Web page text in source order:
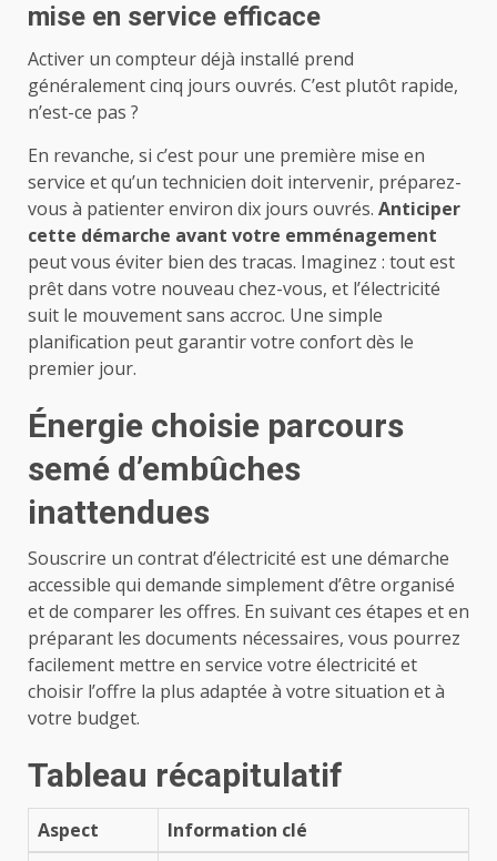
mise en service efficace
Activer un compteur déjà installé prend
généralement cinq jours ouvrés. C’est plutôt rapide,
n’est-ce pas ?
En revanche, si c’est pour une première mise en
service et qu’un technicien doit intervenir, préparez-
vous à patienter environ dix jours ouvrés. Anticiper
cette démarche avant votre emménagement
peut vous éviter bien des tracas. Imaginez : tout est
prêt dans votre nouveau chez-vous, et l’électricité
suit le mouvement sans accroc. Une simple
planification peut garantir votre confort dès le
premier jour.
Énergie choisie parcours
semé d’embûches
inattendues
Souscrire un contrat d’électricité est une démarche
accessible qui demande simplement d’être organisé
et de comparer les offres. En suivant ces étapes et en
préparant les documents nécessaires, vous pourrez
facilement mettre en service votre électricité et
choisir l’offre la plus adaptée à votre situation et à
votre budget.
Tableau récapitulatif
Aspect
Information clé